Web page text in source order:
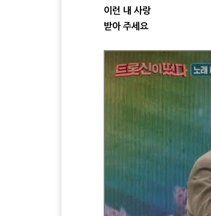
이런 내 사랑
받아 주세요